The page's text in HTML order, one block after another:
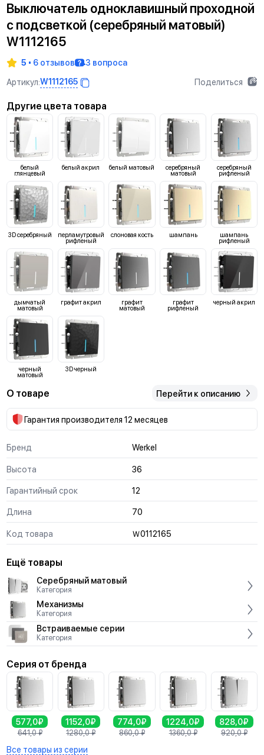
Выключатель одноклавишный проходной
с подсветкой (серебряный матовый)
W1112165
5 6 отзывов
3 вопроса
Артикул:W1112165 Поделиться
Другие цвета товара
белый
глянцевый
белый акрил белый матовый серебряный
матовый
серебряный
рифленый
3D серебряный перламутровый
рифленый
слоновая кость шампань шампань
рифленый
дымчатый
матовый
графит акрил графит
матовый
графит
рифленый
черный акрил
черный
матовый
3D черный
О товаре Перейти к описанию
Гарантия производителя 12 месяцев
Бренд Werkel
Высота 36
Гарантийный срок 12
Длина 70
Код товара Ｗ0112165
Ещё товары
Серебряный матовый
Категория
Механизмы
Категория
Встраиваемые серии
Категория
Серия от бренда
577,0₽
641,0 ₽
1152,0₽
1280,0 ₽
774,0₽
860,0 ₽
1224,0₽
1360,0 ₽
828,0₽
920,0 ₽
Все товары из серии